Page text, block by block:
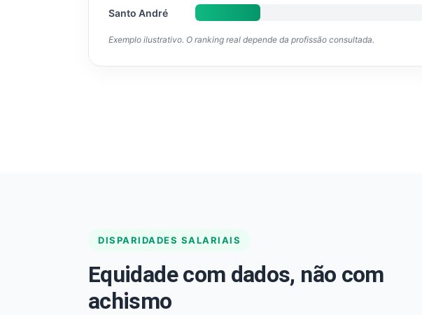
Santo André
Exemplo ilustrativo. O ranking real depende da profissão consultada.
DISPARIDADES SALARIAIS
Equidade com dados, não com
achismo